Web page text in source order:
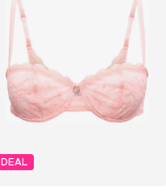
DEAL